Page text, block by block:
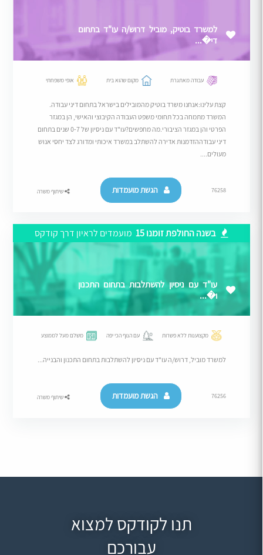
למשרד בוטיק, מוביל דרוש/ה עו"ד בתחום
די�...
עבודה מאתגרת מקום שהוא בית אופי משפחתי
קצת עלינו:אנחנו משרד בוטיק מהמובילים בישראל בתחום דיני עבודה.
המשרד מתמחה בכל תחומי משפט העבודה הקיבוצי והאישי, הן במגזר
הפרטי והן במגזר הציבורי.מה מחפשים?עו"ד עם ניסיון של 0-7 שנים בתחום
דיני עבודההזדמנות אדירה להשתלב במשרד איכותי ומדורג לצד יחסי אנוש
מעולים....
76258 הגשת מועמדות שיתוף משרה
בשנה החולפת זומנו 15 מועמדים לראיון דרך קודקס
עו"ד עם ניסיון להשתלבות בתחום התכנון
ו�...
מקצוענות ללא פשרות עם הנוף הכי יפה משלם מעל לממוצע
למשרד מוביל, דרוש/ה עו"ד עם ניסיון להשתלבות בתחום התכנון והבנייה...
76256 הגשת מועמדות שיתוף משרה
תנו לקודקס למצוא
עבורכם